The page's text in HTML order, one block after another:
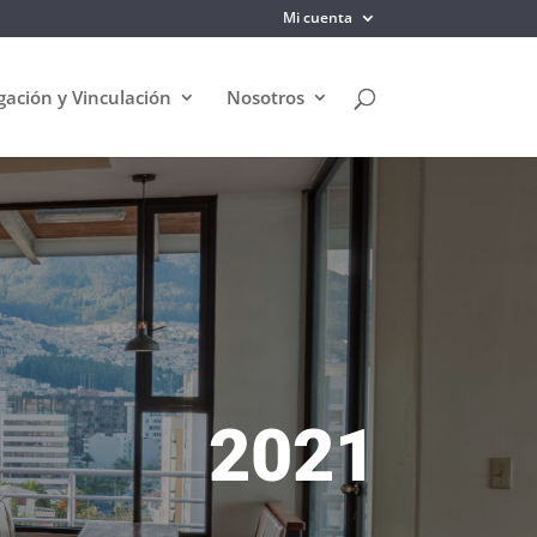
Mi cuenta
y Vinculación Nosotros
2021